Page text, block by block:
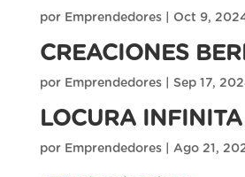
por Emprendedores| Oct 9,
CREACIONES
por Emprendedores| Sep 17,
LOCURA INFINITA
por Emprendedores| Ago 21,